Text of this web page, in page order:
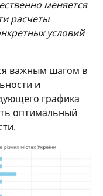
меняется
расчеты
условий
важным шагом в
и
графика
оптимальный